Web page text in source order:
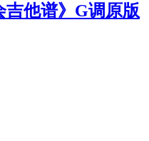
吉他谱》G调原版